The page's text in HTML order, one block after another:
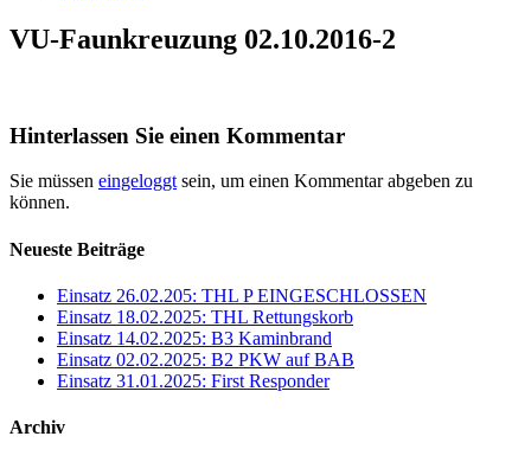
VU-Faunkreuzung 02.10.2016-2
Hinterlassen Sie einen Kommentar
Sie müssen eingeloggt sein, um einen Kommentar abgeben zu
können.
Neueste Beiträge
Einsatz 26.02.205: THL P EINGESCHLOSSEN
Einsatz 18.02.2025: THL Rettungskorb
Einsatz 14.02.2025: B3 Kaminbrand
Einsatz 02.02.2025: B2 PKW auf BAB
Einsatz 31.01.2025: First Responder
Archiv